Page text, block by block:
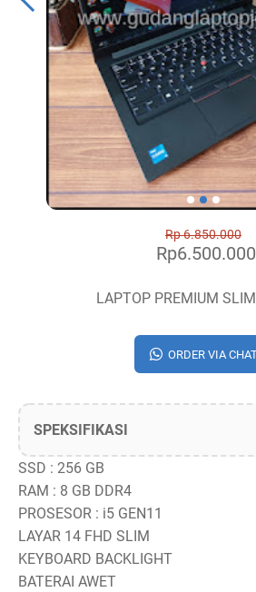
Rp 6.850.000
Rp6.500.000
LAPTOP PREMIUM
ORDER VIA
SPEKSIFIKASI
SSD : 256 GB
RAM : 8 GB DDR4
PROSESOR : i5 GEN11
LAYAR 14 FHD SLIM
KEYBOARD BACKLIGHT
BATERAI AWET